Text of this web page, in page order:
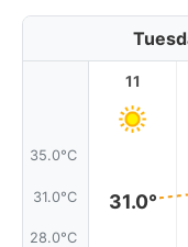
35.0°C
31.0°C
28.0°C
11
31.0°